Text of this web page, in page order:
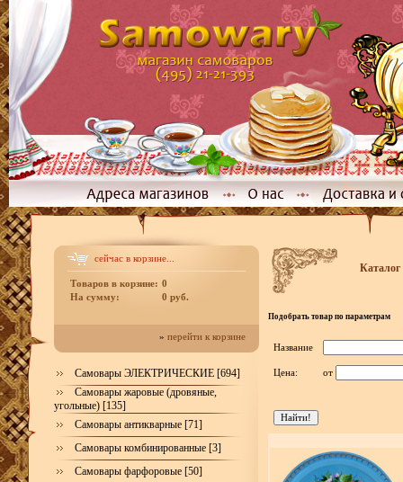
сейчас в корзине...
Товаров в корзине: 0
На сумму:
0 руб.
» перейти к корзине
Самовары ЭЛЕКТРИЧЕСКИЕ [694]
Самовары жаровые (дровяные,
угольные) [135]
Самовары антикварные [71]
Самовары комбинированные [3]
Самовары фарфоровые [50]
Каталог
Подобрать товар по параметрам
Название
Цена: от